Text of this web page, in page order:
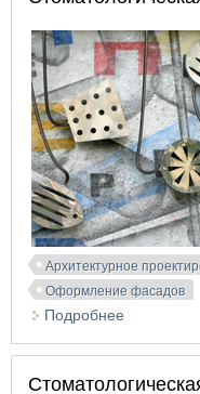
Архитектурное
Оформление фасадов
Подробнее